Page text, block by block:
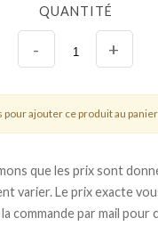
QUANTITÉ
- +
pour ajouter ce produit au panier
que les prix sont
varier. Le prix exacte
commande par mail pour